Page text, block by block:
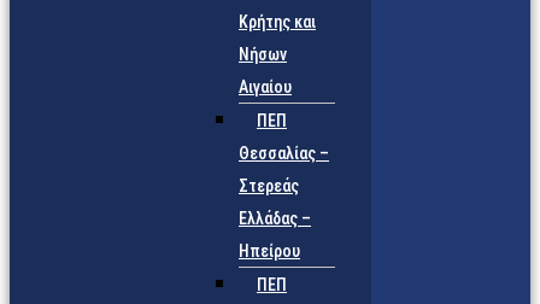
Κρήτης και
Νήσων
Αιγαίου
ΠΕΠ
Θεσσαλίας –
Στερεάς
Ελλάδας –
Ηπείρου
ΠΕΠ